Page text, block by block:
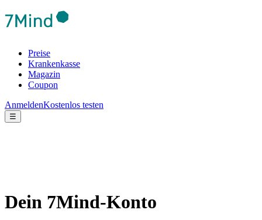
Preise
Krankenkasse
Magazin
Coupon
AnmeldenKostenlos testen
☰
Dein 7Mind-Konto